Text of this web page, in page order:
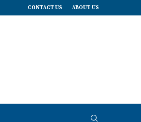
CONTACT US ABOUT US